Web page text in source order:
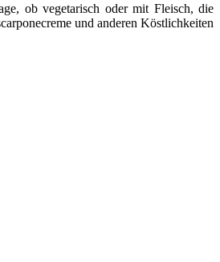
ob vegetarisch oder mit Fleisch, die
und anderen Köstlichkeiten